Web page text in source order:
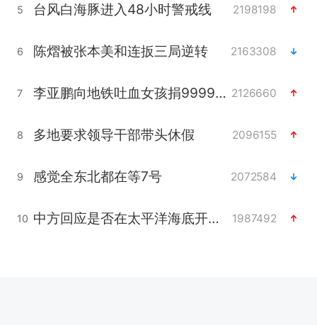
5 台风白海豚进入48小时警戒线 2198198
6 陈熠被张本美和连扳三局逆转 2163308
7 李亚鹏向地铁吐血女孩捐99999元 2126660
8 多地要求领导干部带头休假 2096155
9 感觉全东北都在等7号 2072584
10 中方回应是否在太平洋海底开采稀土 1987492